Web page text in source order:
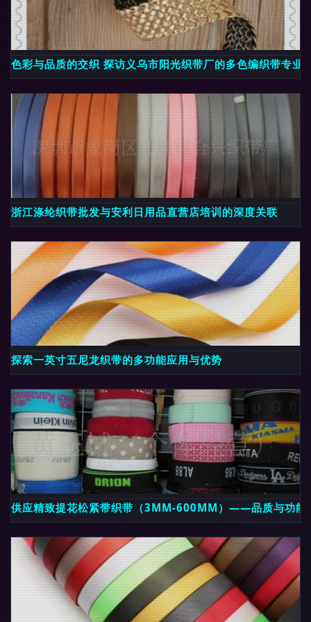
色彩与品质的交织 探访义乌市阳光织带厂的多色编织带专业
浙江涤纶织带批发与安利日用品直营店培训的深度关联
探索一英寸五尼龙织带的多功能应用与优势
供应精致提花松紧带织带（3MM-600MM）——品质与功能